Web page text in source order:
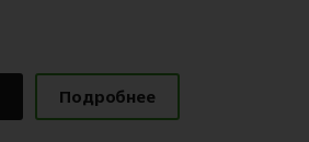
Подробнее